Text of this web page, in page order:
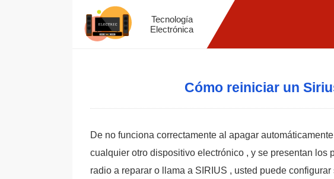
Tecnología
Electrónica
Cómo reiniciar un
De no funciona correctamente al apagar
cualquier otro dispositivo electrónico , y se presentan los
radio a reparar o llama a SIRIUS , usted puede